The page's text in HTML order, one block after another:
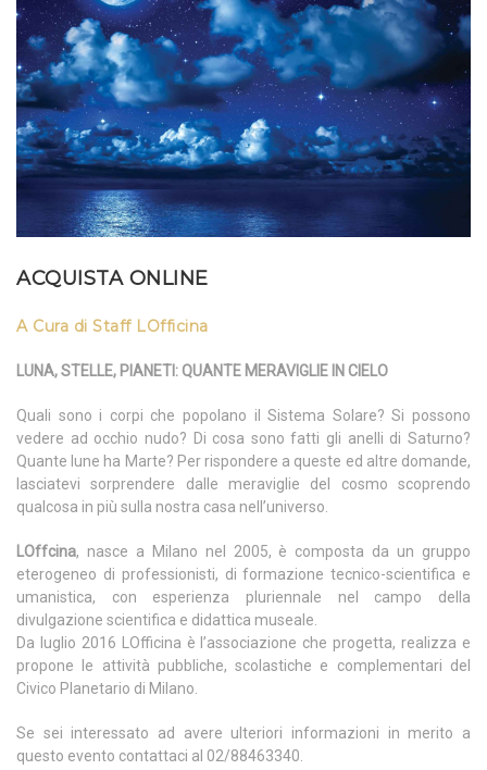
ACQUISTA ONLINE
A Cura di Staff LOfficina
LUNA, STELLE, PIANETI: QUANTE MERAVIGLIE IN CIELO
Quali sono i corpi che popolano il Sistema Solare? Si possono
vedere ad occhio nudo? Di cosa sono fatti gli anelli di Saturno?
Quante lune ha Marte? Per rispondere a queste ed altre domande,
lasciatevi sorprendere dalle meraviglie del cosmo scoprendo
qualcosa in più sulla nostra casa nell’universo.
LOffcina, nasce a Milano nel 2005, è composta da un gruppo
eterogeneo di professionisti, di formazione tecnico-scientifica e
umanistica, con esperienza pluriennale nel campo della
divulgazione scientifica e didattica museale.
Da luglio 2016 LOfficina è l’associazione che progetta, realizza e
propone le attività pubbliche, scolastiche e complementari del
Civico Planetario di Milano.
Se sei interessato ad avere ulteriori informazioni in merito a
questo evento contattaci al 02/88463340.